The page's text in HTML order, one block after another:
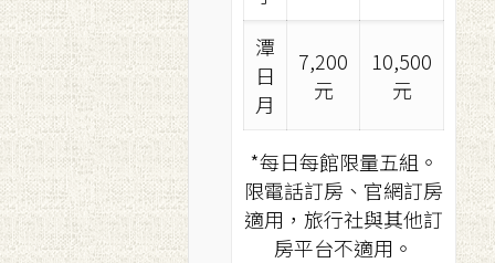
潭
日
月
7,200
元
10,500
元
*每日每館限量五組。
限電話訂房、官網訂房
適用，旅行社與其他訂
房平台不適用。